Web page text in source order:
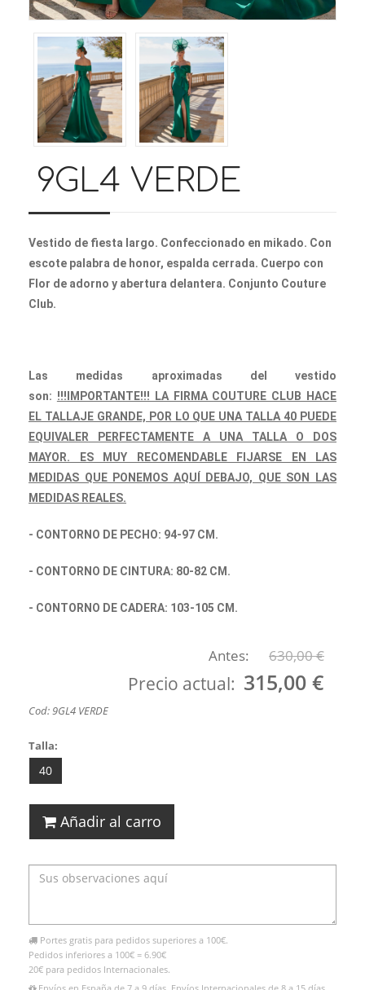
9GL4 VERDE
Vestido de fiesta largo. Confeccionado en mikado. Con
escote palabra de honor, espalda cerrada. Cuerpo con
Flor de adorno y abertura delantera. Conjunto Couture
Club.
Las medidas aproximadas del vestido
son: !!!IMPORTANTE!!! LA FIRMA COUTURE CLUB HACE
EL TALLAJE GRANDE, POR LO QUE UNA TALLA 40 PUEDE
EQUIVALER PERFECTAMENTE A UNA TALLA O DOS
MAYOR. ES MUY RECOMENDABLE FIJARSE EN LAS
MEDIDAS QUE PONEMOS AQUÍ DEBAJO, QUE SON LAS
MEDIDAS REALES.
- CONTORNO DE PECHO: 94-97 CM.
- CONTORNO DE CINTURA: 80-82 CM.
- CONTORNO DE CADERA: 103-105 CM.
Antes: 630,00 €
Precio actual: 315,00 €
Cod: 9GL4 VERDE
Talla:
40
Añadir al carro
Portes gratis para pedidos superiores a 100€.
Pedidos inferiores a 100€ = 6.90€
20€ para pedidos Internacionales.